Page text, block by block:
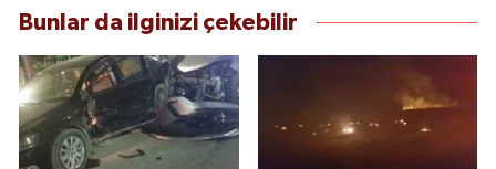
Bunlar da ilginizi çekebilir